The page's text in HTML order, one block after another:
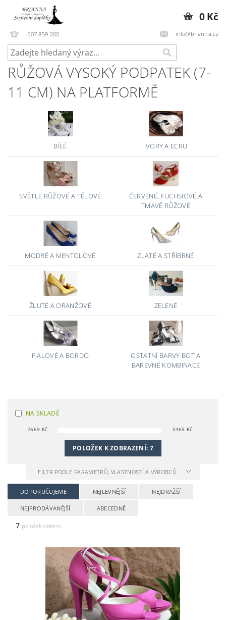
607 859 200 info@brianna.cz
0 Kč
RŮŽOVÁ VYSOKÝ PODPATEK (7-
11 CM) NA PLATFORMĚ
BÍLÉ IVORY A ECRU
SVĚTLE RŮŽOVÉ A TĚLOVÉ
ČERVENÉ, FUCHSIOVÉ A
TMAVĚ RŮŽOVÉ
MODRÉ A MENTOLOVÉ ZLATÉ A STŘÍBRNÉ
ŽLUTÉ A ORANŽOVÉ ZELENÉ
FIALOVÉ A BORDO
OSTATNÍ BARVY BOT A
BAREVNÉ KOMBINACE
NA SKLADĚ
2669 Kč 3469 Kč
POLOŽEK K ZOBRAZENÍ: 7
FILTR PODLE PARAMETRŮ, VLASTNOSTÍ A VÝROBCŮ
DOPORUČUJEME NEJLEVNĚJŠÍ NEJDRAŽŠÍ
NEJPRODÁVANĚJŠÍ ABECEDNĚ
7 položek celkem